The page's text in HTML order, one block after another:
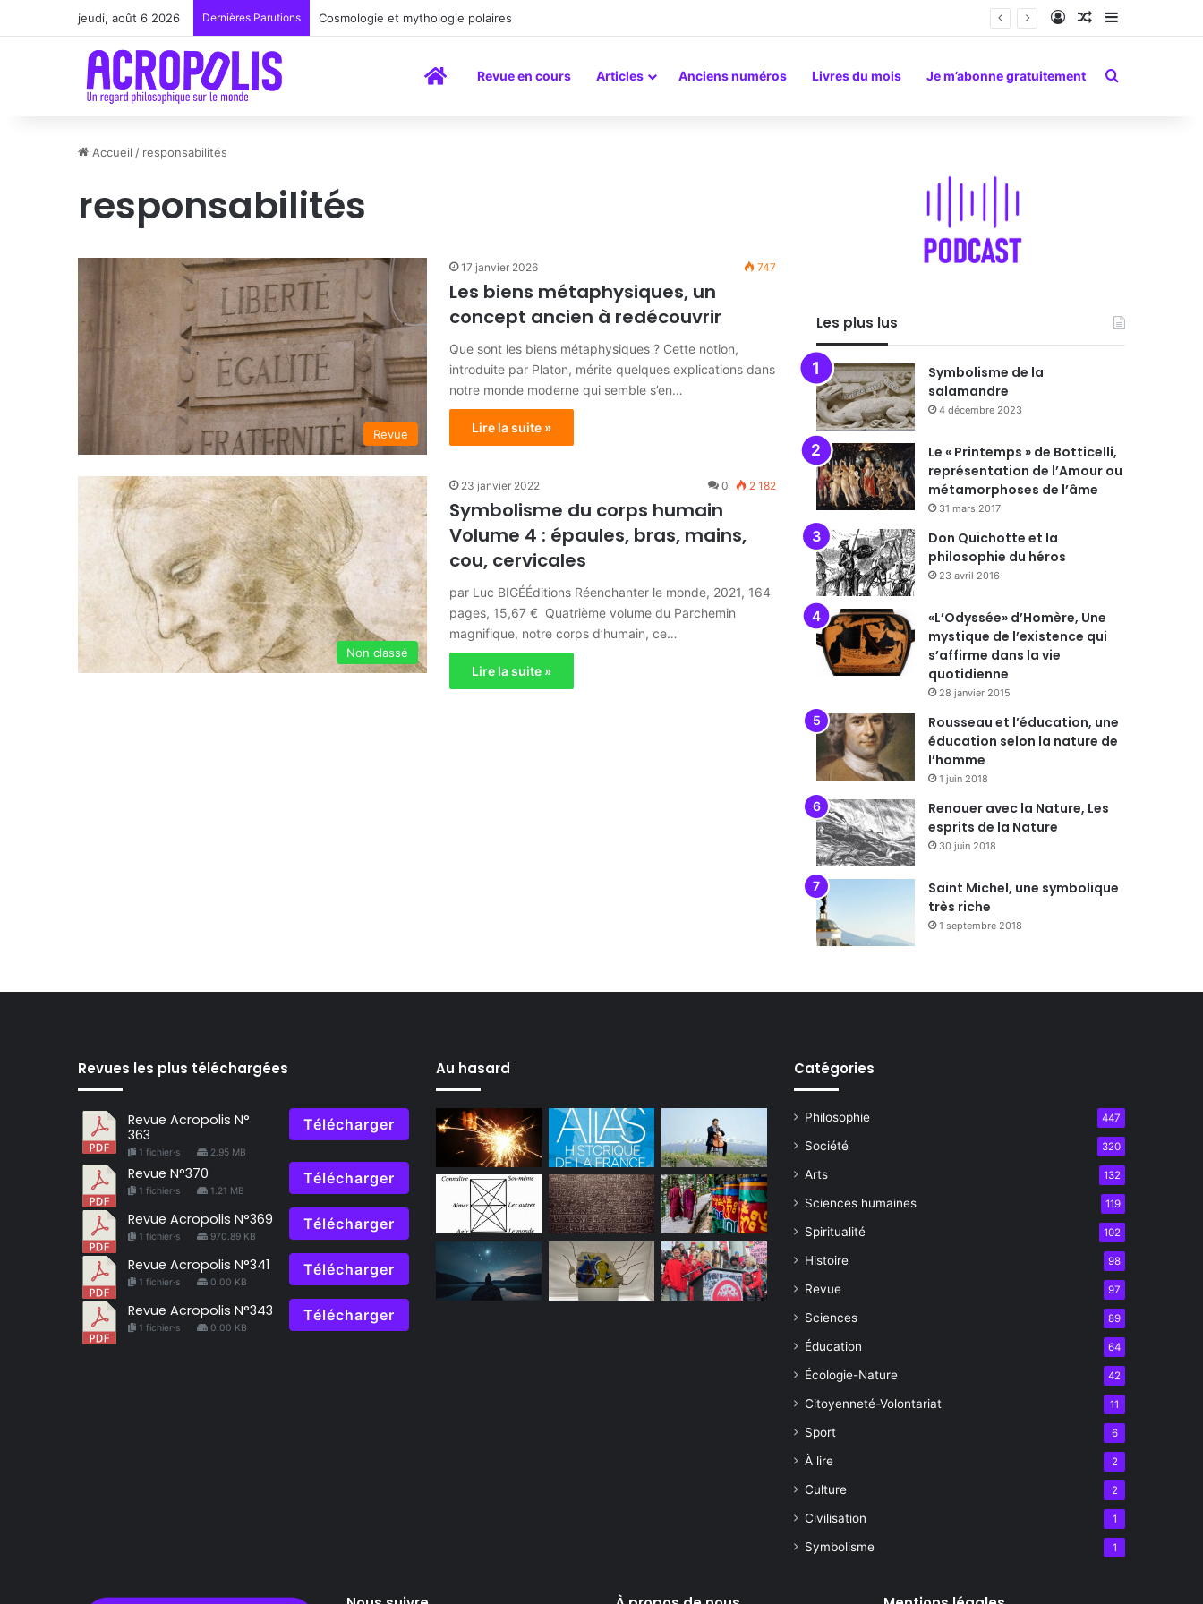
jeudi, août 6 2026 Dernières Parutions Renoir : la peinture comme un art du lien Connexion
Article Aléatoire
Sidebar
AccueilRevue en cours Articles Anciens numéros Livres du mois Je m’abonne gratuitement Rechercher
Accueil / responsabilités
responsabilités
Revue
17 janvier 2026 747
Les biens métaphysiques, un
concept ancien à redécouvrir
Que sont les biens métaphysiques ? Cette notion,
introduite par Platon, mérite quelques explications dans
notre monde moderne qui semble s’en…
Lire la suite »
Non classé
23 janvier 2022 0 2 182
Symbolisme du corps humain
Volume 4 : épaules, bras, mains,
cou, cervicales
par Luc BIGÉÉditions Réenchanter le monde, 2021, 164
pages, 15,67 € Quatrième volume du Parchemin
magnifique, notre corps d’humain, ce…
Lire la suite »
Les plus lus
Symbolisme de la
salamandre
4 décembre 2023
Le « Printemps » de Botticelli,
représentation de l’Amour ou
métamorphoses de l’âme
31 mars 2017
Don Quichotte et la
philosophie du héros
23 avril 2016
«L’Odyssée» d’Homère, Une
mystique de l’existence qui
s’affirme dans la vie
quotidienne
28 janvier 2015
Rousseau et l’éducation, une
éducation selon la nature de
l’homme
1 juin 2018
Renouer avec la Nature, Les
esprits de la Nature
30 juin 2018
Saint Michel, une symbolique
très riche
1 septembre 2018
Revues les plus téléchargées
Revue Acropolis N°
363
1 fichier·s 2.95 MB
Télécharger
Revue N°370
1 fichier·s 1.21 MB
Télécharger
Revue Acropolis N°369
1 fichier·s 970.89 KB
Télécharger
Revue Acropolis N°341
1 fichier·s 0.00 KB
Télécharger
Revue Acropolis N°343
1 fichier·s 0.00 KB
Télécharger
Au hasard Catégories
Philosophie 447
Société 320
Arts 132
Sciences humaines 119
Spiritualité 102
Histoire 98
Revue 97
Sciences 89
Éducation 64
Écologie-Nature 42
Citoyenneté-Volontariat 11
Sport 6
À lire 2
Culture 2
Civilisation 1
Symbolisme 1